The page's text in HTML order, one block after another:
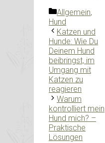
Kategorien
Allgemein,
Hund
Katzen und
Hunde: Wie Du
Deinem Hund
beibringst, im
Umgang mit
Katzen zu
reagieren
Warum
kontrolliert mein
Hund mich? –
Praktische
Lösungen